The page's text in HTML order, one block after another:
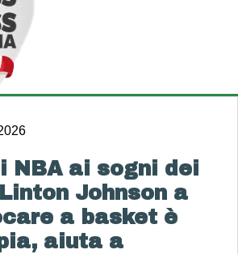
NBA ai sogni dei
Johnson a
a basket è
aiuta a